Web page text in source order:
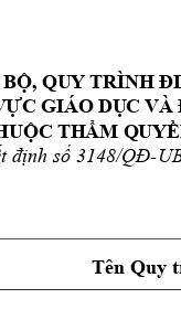
BỘ, QUY TRÌNH ĐI
ỰC GIÁO DỤC VÀ
UỘC THẨM QUYỀ
định số 3148/QĐ-
Tên Quy